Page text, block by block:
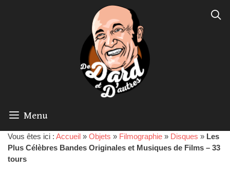
Menu
Vous êtes ici : Accueil » Objets » Filmographie » Disques » Les
Plus Célèbres Bandes Originales et Musiques de Films – 33
tours